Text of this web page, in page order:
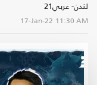
لندن- عربي21
17-Jan-22 11:30 AM